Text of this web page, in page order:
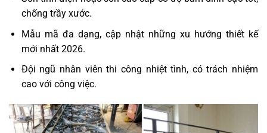
chống trầy xước.
Mẫu mã đa dạng, cập nhật những xu hướng thiết kế
mới nhất 2026.
Đội ngũ nhân viên thi công nhiệt tình, có trách nhiệm
cao với công việc.